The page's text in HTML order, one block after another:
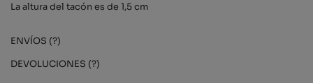
La altura del tacón es de 1,5 cm
ENVÍOS (?)
DEVOLUCIONES (?)